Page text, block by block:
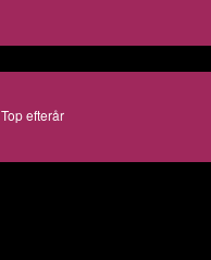
Top efterår